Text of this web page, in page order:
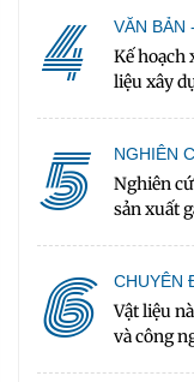
4 VĂN BẢN
Kế hoạch
liệu xây
5 NGHIÊN
Nghiên
sản xuất
6 CHUYÊN
Vật liệu
và công